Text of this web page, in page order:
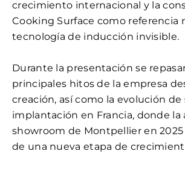
crecimiento internacional y la
Cooking Surface como referencia
tecnología de inducción invisible.
Durante la presentación se
principales hitos de la empresa
creación, así como la evolución de
implantación en Francia, donde la
showroom de Montpellier en
de una nueva etapa de